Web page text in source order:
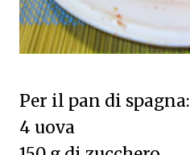
Per il pan di spagna:
4 uova